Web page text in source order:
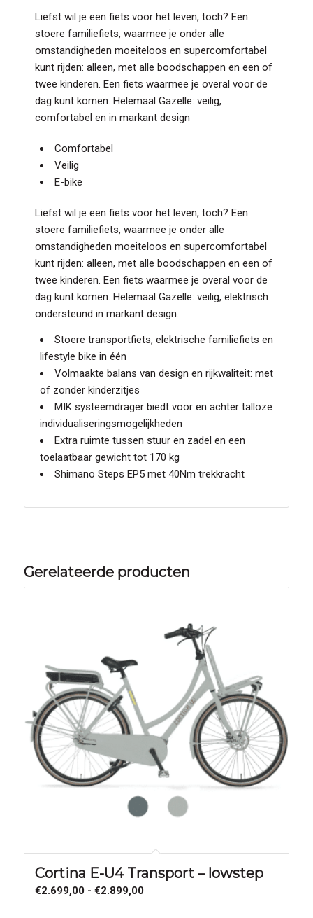
Liefst wil je een fiets voor het leven, toch? Een
stoere familiefiets, waarmee je onder alle
omstandigheden moeiteloos en supercomfortabel
kunt rijden: alleen, met alle boodschappen en een of
twee kinderen. Een fiets waarmee je overal voor de
dag kunt komen. Helemaal Gazelle: veilig,
comfortabel en in markant design
Comfortabel
Veilig
E-bike
Liefst wil je een fiets voor het leven, toch? Een
stoere familiefiets, waarmee je onder alle
omstandigheden moeiteloos en supercomfortabel
kunt rijden: alleen, met alle boodschappen en een of
twee kinderen. Een fiets waarmee je overal voor de
dag kunt komen. Helemaal Gazelle: veilig, elektrisch
ondersteund in markant design.
Stoere transportfiets, elektrische familiefiets en
lifestyle bike in één
Volmaakte balans van design en rijkwaliteit: met
of zonder kinderzitjes
MIK systeemdrager biedt voor en achter talloze
individualiseringsmogelijkheden
Extra ruimte tussen stuur en zadel en een
toelaatbaar gewicht tot 170 kg
Shimano Steps EP5 met 40Nm trekkracht
Gerelateerde producten
Cortina E-U4 Transport – lowstep
€2.699,00 - €2.899,00Prijsklasse: